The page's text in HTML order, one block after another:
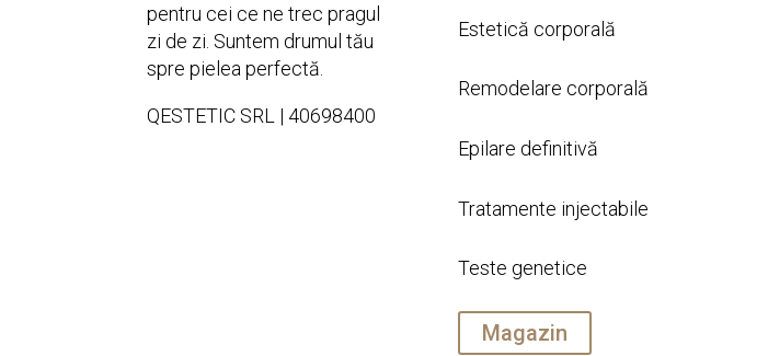
pentru cei ce ne trec pragul
zi de zi. Suntem drumul tău
spre pielea perfectă.
QESTETIC SRL | 40698400
Estetică corporală
Remodelare corporală
Epilare definitivă
Tratamente injectabile
Teste genetice
Magazin